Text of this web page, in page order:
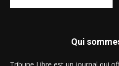
Qui
Tribune Libre est un journal qui